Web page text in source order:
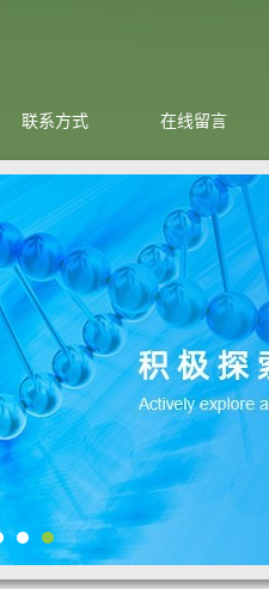
联系方式 在线留言